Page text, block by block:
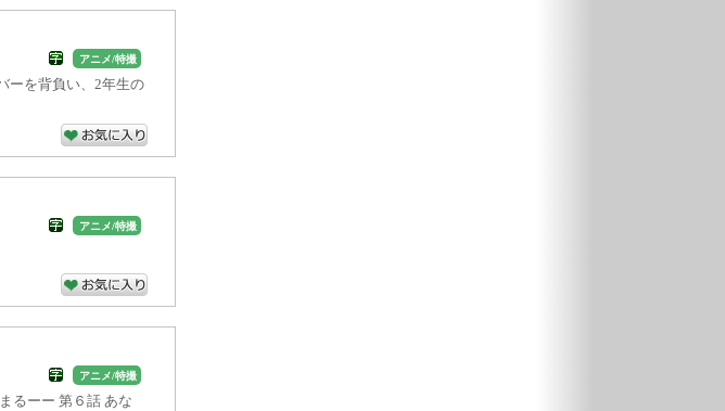
アニメ/特撮
ーを背負い、2年生の
アニメ/特撮
アニメ/特撮
るーー 第６話 あな